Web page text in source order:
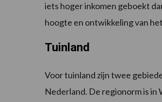
iets hoger inkomen geboekt
hoogte en ontwikkeling van
Tuinland
Voor tuinland zijn twee
Nederland. De regionorm is in